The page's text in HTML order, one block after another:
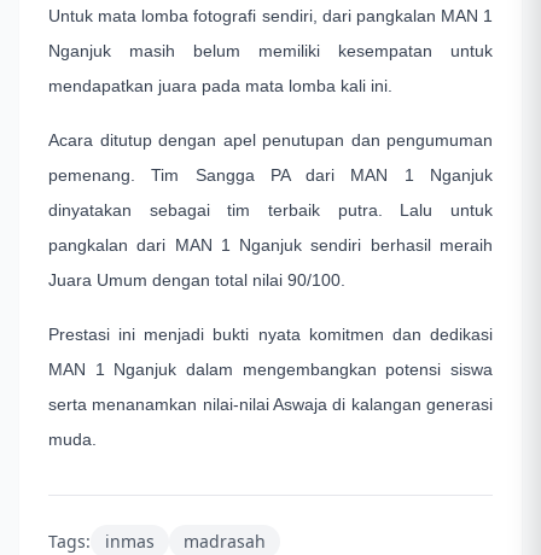
Untuk mata lomba fotografi sendiri, dari pangkalan MAN 1
Nganjuk masih belum memiliki kesempatan untuk
mendapatkan juara pada mata lomba kali ini.
Acara ditutup dengan apel penutupan dan pengumuman
pemenang. Tim Sangga PA dari MAN 1 Nganjuk
dinyatakan sebagai tim terbaik putra. Lalu untuk
pangkalan dari MAN 1 Nganjuk sendiri berhasil meraih
Juara Umum dengan total nilai 90/100.
Prestasi ini menjadi bukti nyata komitmen dan dedikasi
MAN 1 Nganjuk dalam mengembangkan potensi siswa
serta menanamkan nilai-nilai Aswaja di kalangan generasi
muda.
Tags: inmas madrasah